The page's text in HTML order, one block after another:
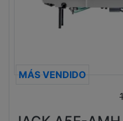
MÁS VENDIDO